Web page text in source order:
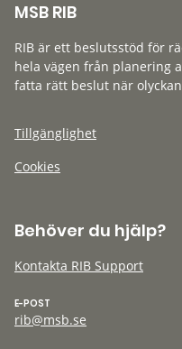
MSB RIB
RIB är ett beslutsstöd för
hela vägen från planering
fatta rätt beslut när
Tillgänglighet
Cookies
Behöver du hjälp?
Kontakta RIB Support
E-POST
rib@msb.se